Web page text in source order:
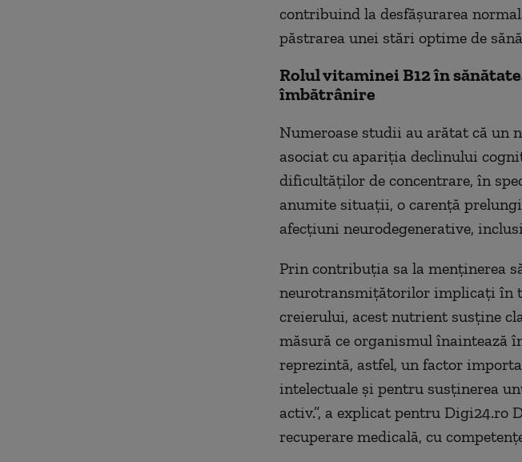
contribuind la desfășurarea
păstrarea unei stări optime de
Rolul vitaminei B12 în
îmbătrânire
Numeroase studii au arătat că un
asociat cu apariția declinului
dificultăților de concentrare, în
anumite situații, o carență
afecțiuni neurodegenerative,
Prin contribuția sa la menținerea
neurotransmițătorilor implicați în
creierului, acest nutrient susține
măsură ce organismul înaintează
reprezintă, astfel, un factor
intelectuale și pentru susținerea
activ.”, a explicat pentru Digi24.ro
recuperare medicală, cu